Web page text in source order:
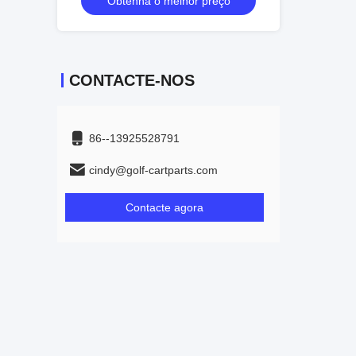
CONTACTE-NOS
86--13925528791
cindy@golf-cartparts.com
Contacte agora